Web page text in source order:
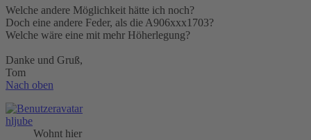
Welche andere Möglichkeit hätte ich noch?
Doch eine andere Feder, als die A906xxx1703?
Welche wäre eine mit mehr Höherlegung?
Danke und Gruß,
Tom
Nach oben
hljube
Wohnt hier